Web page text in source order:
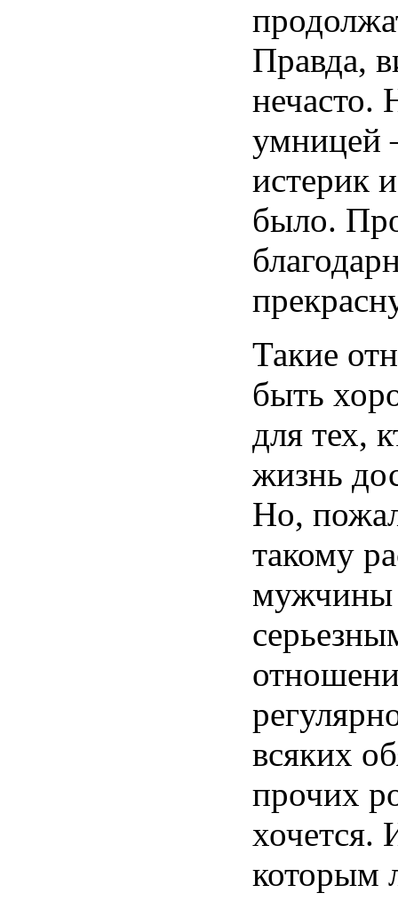
Правда,
нечасто.
умницей
истерик
было.
Такие
быть
для тех,
жизнь
Но,
такому
мужчины
всяких
прочих
хочется.
которым